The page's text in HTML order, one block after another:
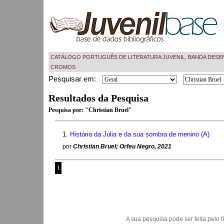
CATÁLOGO PORTUGUÊS DE LITERATURA JUVENIL, BANDA
CROMOS
Pesquisar em:
Resultados da Pesquisa
Pesquisa por: "Christian Bruel"
1. História da Júlia e da sua sombra de menino (A)
por Christian Bruel; Orfeu Negro, 2021
1
A sua pesquisa pode ser feita pelo